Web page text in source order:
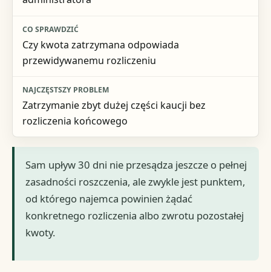
Czy kwota zatrzymana odpowiada
przewidywanemu rozliczeniu
Zatrzymanie zbyt dużej części kaucji bez
rozliczenia końcowego
Sam upływ 30 dni nie przesądza jeszcze o pełnej
zasadności roszczenia, ale zwykle jest punktem,
od którego najemca powinien żądać
konkretnego rozliczenia albo zwrotu pozostałej
kwoty.